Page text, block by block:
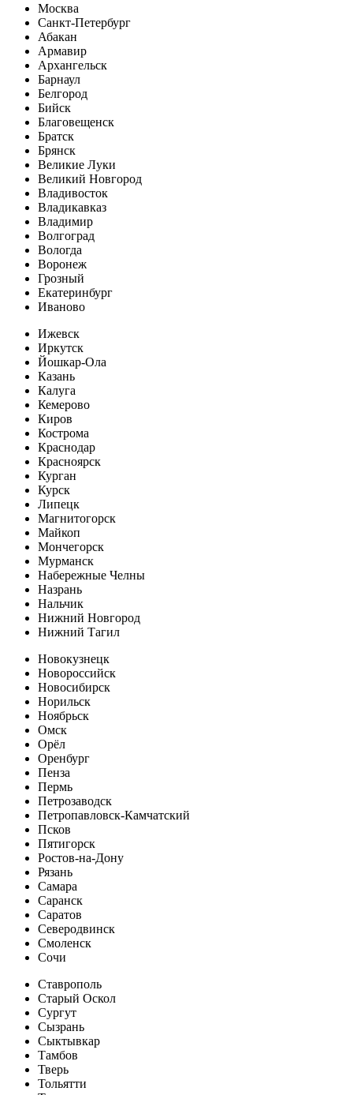
Москва
Санкт-Петербург
Абакан
Армавир
Архангельск
Барнаул
Белгород
Бийск
Благовещенск
Братск
Брянск
Великие Луки
Великий Новгород
Владивосток
Владикавказ
Владимир
Волгоград
Вологда
Воронеж
Грозный
Екатеринбург
Иваново
Ижевск
Иркутск
Йошкар-Ола
Казань
Калуга
Кемерово
Киров
Кострома
Краснодар
Красноярск
Курган
Курск
Липецк
Магнитогорск
Майкоп
Мончегорск
Мурманск
Набережные Челны
Назрань
Нальчик
Нижний Новгород
Нижний Тагил
Новокузнецк
Новороссийск
Новосибирск
Норильск
Ноябрьск
Омск
Орёл
Оренбург
Пенза
Пермь
Петрозаводск
Петропавловск-Камчатский
Псков
Пятигорск
Ростов-на-Дону
Рязань
Самара
Саранск
Саратов
Северодвинск
Смоленск
Сочи
Ставрополь
Старый Оскол
Сургут
Сызрань
Сыктывкар
Тамбов
Тверь
Тольятти